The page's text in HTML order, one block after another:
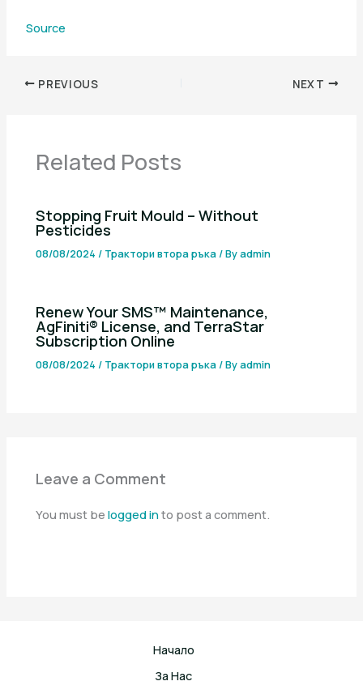
Source
PREVIOUS NEXT
Related Posts
Stopping Fruit Mould – Without
Pesticides
08/08/2024/ Трактори втора ръка/ Byadmin
Renew Your SMS™ Maintenance,
AgFiniti® License, and TerraStar
Subscription Online
08/08/2024/ Трактори втора ръка/ Byadmin
Leave a Comment
You must belogged into post a comment.
Начало
За Нас